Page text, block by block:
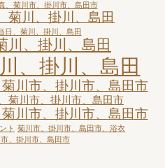
、菊川市、掛川市、島田市
菊川、掛川、島田
日、菊川、掛川、島田
川、掛川、島田
、掛川、島田
川市、掛川市、島田市
菊川市、掛川市、島田市
川市、掛川市、島田市
ト 菊川市、掛川市、島田市、浴衣
、掛川市、島田市